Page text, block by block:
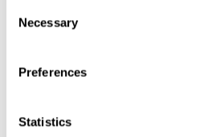
Selection
Necessary
Preferences
Statistics
presión deben coincidir con
catálogo de la bomba. Los
catálogo de la bomba.